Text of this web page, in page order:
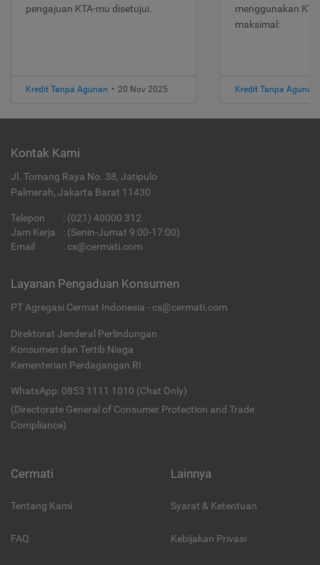
pengajuan KTA-mu disetujui.
Kredit Tanpa Agunan • 20 Nov 2025
menggunakan
maksimal:
Kredit Tanpa Agunan
Kontak Kami
Jl. Tomang Raya No. 38, Jatipulo
Palmerah, Jakarta Barat 11430
Telepon : (021) 40000 312
Jam Kerja
: (Senin-Jumat 9:00-17:00)
Email
: cs@cermati.com
Layanan Pengaduan Konsumen
PT Agregasi Cermat Indonesia - cs@cermati.com
Direktorat Jenderal Perlindungan
Konsumen dan Tertib Niaga
Kementerian Perdagangan RI
WhatsApp: 0853 1111 1010 (Chat Only)
(Directorate General of Consumer Protection and Trade
Compliance)
Cermati
Tentang Kami
FAQ
Lainnya
Syarat & Ketentuan
Kebijakan Privasi